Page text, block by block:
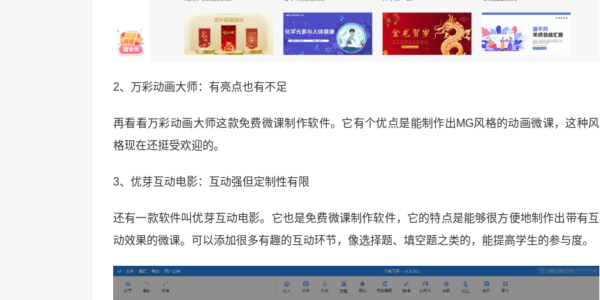
2、万彩动画大师：有亮点也有不足
再看看万彩动画大师这款免费微课制作软件。它有个优点是能制作出MG风格的动画微课，这种风
格现在还挺受欢迎的。
3、优芽互动电影：互动强但定制性有限
还有一款软件叫优芽互动电影。它也是免费微课制作软件，它的特点是能够很方便地制作出带有互
动效果的微课。可以添加很多有趣的互动环节，像选择题、填空题之类的，能提高学生的参与度。